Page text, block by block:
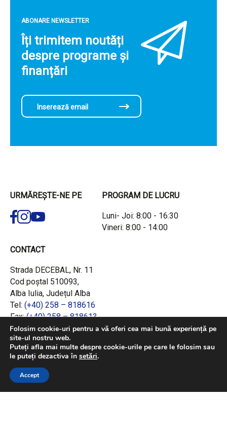
ABONARE NEWSLETTER
Îți trimitem noutăți
despre programe și
finanțări
URMĂREȘTE-NE PE PROGRAM DE LUCRU
Luni- Joi: 8:00 - 16:30
Vineri: 8:00 - 14:00
CONTACT
Strada DECEBAL, Nr. 11
Cod poștal 510093,
Alba Iulia, Județul Alba
Tel: (+40) 258 – 818616
Fax:(+40) 258 – 818613
Email:office@adrcentru.ro
LINK-URI RAPIDE
Consiliul European
Jurnalul Oficial al Uniunii Europene
Folosim cookie-uri pentru a vă oferi cea mai bună experiență pe
site-ul nostru web.
Puteți afla mai multe despre cookie-urile pe care le folosim sau
le puteți dezactiva în setări.
Accept